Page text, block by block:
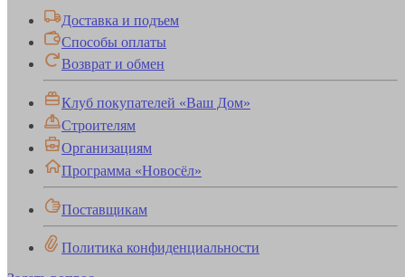
Доставка и подъем
Способы оплаты
Возврат и обмен
Клуб покупателей «Ваш Дом»
Строителям
Организациям
Программа «Новосёл»
Поставщикам
Политика конфиденциальности